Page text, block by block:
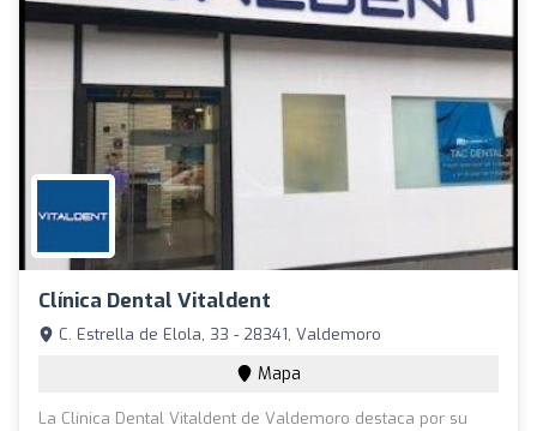
Clínica Dental Vitaldent
C. Estrella de Elola, 33 - 28341, Valdemoro
Mapa
La Clínica Dental Vitaldent de Valdemoro destaca por su